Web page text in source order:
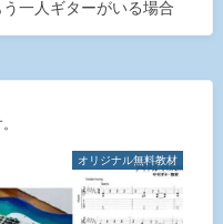
う一人ギターがいる場合
オリジナル無料教材